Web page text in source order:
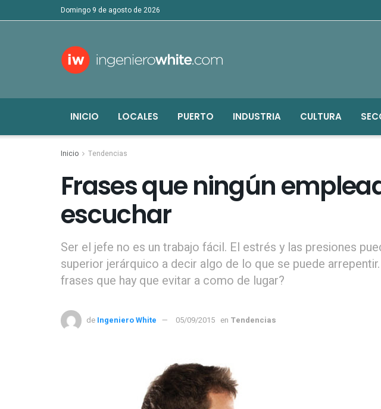
domingo 9 de agosto de 2026
INICIO LOCALES PUERTO INDUSTRIA CULTURA
Inicio Tendencias
Frases que ningún
escuchar
Ser el jefe no es un trabajo fácil. El estrés y las presiones
superior jerárquico a decir algo de lo que se puede
frases que hay que evitar a como de lugar?
de Ingeniero White 05/09/2015 en Tendencias